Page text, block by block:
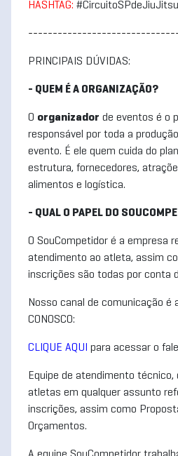
HASHTAG: #CircuitoSPdeJiuJitsu
PRINCIPAIS DÚVIDAS:
- QUEM É A ORGANIZAÇÃO?
O organizador de eventos é o
responsável por toda a
evento. É ele quem cuida do
estrutura, fornecedores,
alimentos e logística.
- QUAL O PAPEL DO
O SouCompetidor é a empresa
atendimento ao atleta, assim
inscrições são todas por conta
Nosso canal de comunicação é
CONOSCO:
CLIQUE AQUI para acessar o
Equipe de atendimento técnico,
atletas em qualquer assunto
inscrições, assim como
Orçamentos.